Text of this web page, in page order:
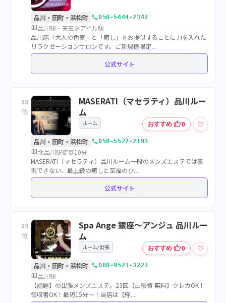
品川・田町・浜松町 call050-5444-2342
map品川駅・天王洲アイル駅
品川店「大人の色気」と「癒し」をお提供することに力を入れた
リラクゼーションサロンです。ご新規様限定...
公式サイト
38
位
MASERATI（マセラティ）品川ルー
ム
ルーム おすすめ thumb_up0
♡
品川・田町・浜松町 call050-5527-2193
map北品川駅徒歩10分
MASERATI（マセラティ）品川ルーム一般のメンズエステでは表
現できない、最上級の癒しと至福のひ...
公式サイト
39
位
Spa Ange 銀座～アンジュ 品川ルー
ム
ルーム/出張 おすすめ thumb_up0
♡
品川・田町・浜松町 call080-9523-3223
map品川駅
【話題】の出張メンズエステ。23区【出張費 無料】クレカOK！
領収書OK！最短15分〜！当店は【経...